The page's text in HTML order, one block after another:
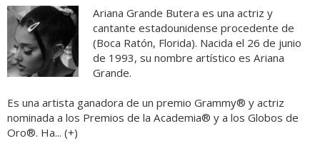
Ariana Grande Butera es una actriz y
cantante estadounidense procedente de
(Boca Ratón, Florida). Nacida el 26 de junio
de 1993, su nombre artístico es Ariana
Grande.
Es una artista ganadora de un premio Grammy® y actriz
nominada a los Premios de la Academia® y a los Globos de
Oro®. Ha... (+)